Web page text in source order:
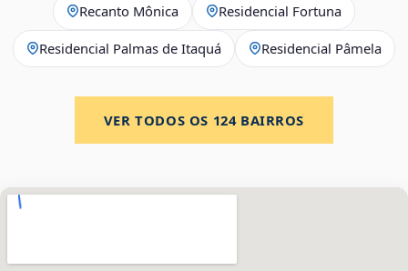
Recanto Mônica Residencial Fortuna
Residencial Palmas de Itaquá Residencial Pâmela
VER TODOS OS 124BAIRROS